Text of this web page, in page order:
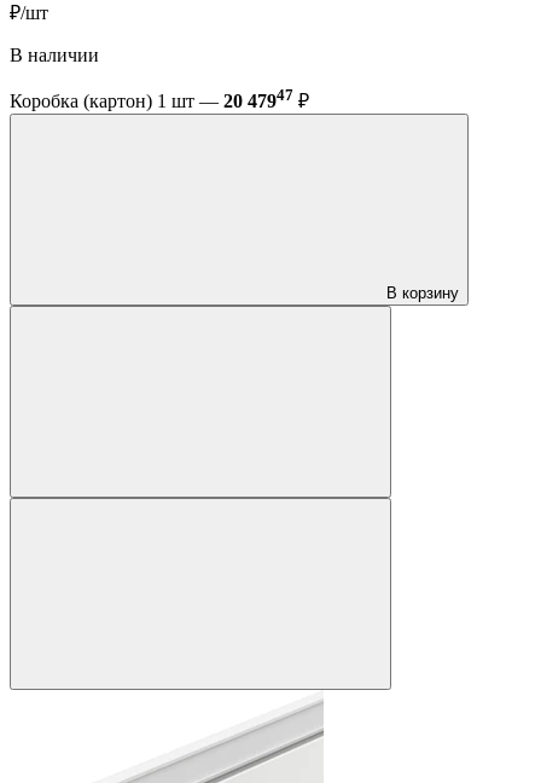
₽/шт
В наличии
Коробка (картон) 1 шт — 20 47947 ₽
В корзину